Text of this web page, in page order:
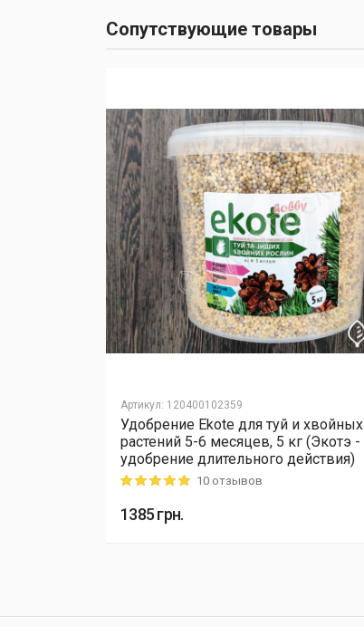
Сопутствующие товары
Артикул: 120400102359
Удобрение Ekote для туй и хвойных
растений 5-6 месяцев, 5 кг (Экотэ -
удобрение длительного действия)
Rating: 5 out of 510 отзывов
1385грн.